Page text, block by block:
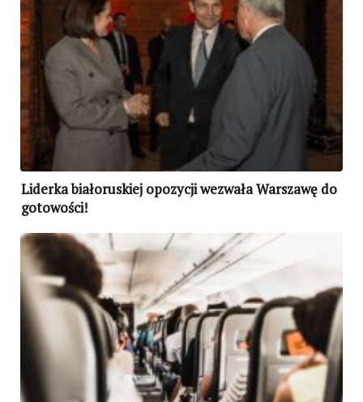
Liderka białoruskiej opozycji wezwała Warszawę do
gotowości!